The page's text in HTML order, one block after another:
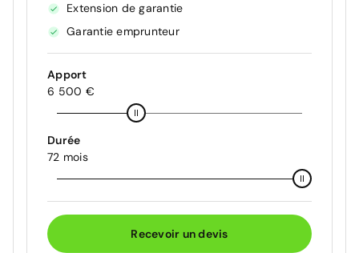
Extension de garantie
Garantie emprunteur
Apport
6 500 €
Durée
72 mois
Recevoir un devis